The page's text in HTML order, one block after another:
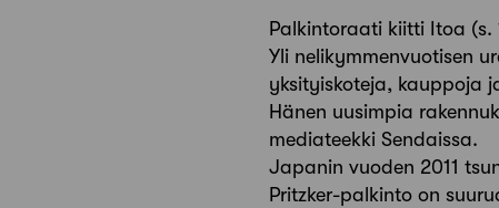
Palkintoraati kiitti Itoa (s.
Yli nelikymmenvuotisen
yksityiskoteja, kauppoja
Hänen uusimpia
mediateekki Sendaissa.
Japanin vuoden 2011
Pritzker-palkinto on